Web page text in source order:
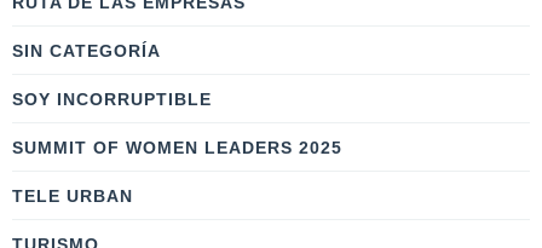
SIN CATEGORÍA
SOY INCORRUPTIBLE
SUMMIT OF WOMEN LEADERS 2025
TELE URBAN